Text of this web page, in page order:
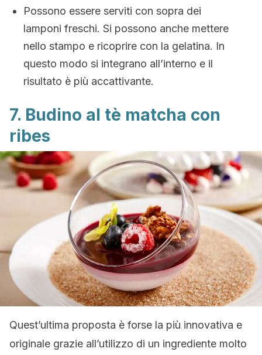
Possono essere serviti con sopra dei
lamponi freschi. Si possono anche mettere
nello stampo e ricoprire con la gelatina. In
questo modo si integrano all’interno e il
risultato è più accattivante.
7. Budino al tè matcha con
ribes
Quest’ultima proposta è forse la più innovativa e
originale grazie all’utilizzo di un ingrediente molto